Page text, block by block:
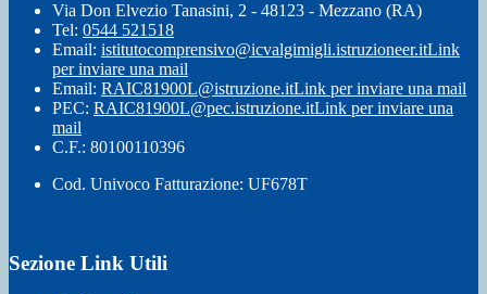
Via Don Elvezio Tanasini, 2 - 48123 - Mezzano (RA)
Tel: 0544 521518
Email: istitutocomprensivo@icvalgimigli.istruzioneer.itLink
per inviare una mail
Email: RAIC81900L@istruzione.itLink per inviare una mail
PEC: RAIC81900L@pec.istruzione.itLink per inviare una
mail
C.F.: 80100110396
Cod. Univoco Fatturazione: UF678T
Sezione Link Utili